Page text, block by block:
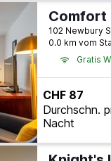
102 Newbury
0.0 km vom
Gratis
CHF 87
Durchschn.
Nacht